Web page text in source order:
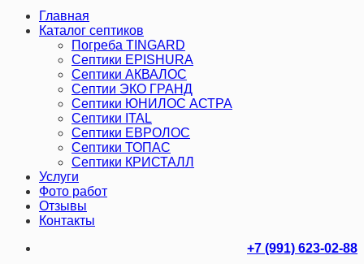
Главная
Каталог септиков
Погреба TINGARD
Септики EPISHURA
Септики АКВАЛОС
Септии ЭКО ГРАНД
Септики ЮНИЛОС АСТРА
Септики ITAL
Септики ЕВРОЛОС
Септики ТОПАС
Септики КРИСТАЛЛ
Услуги
Фото работ
Отзывы
Контакты
+7 (991) 623-02-88